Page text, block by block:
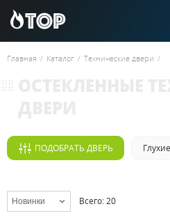
Главная / Каталог / Технические двери /
ПОДОБРАТЬ ДВЕРЬ
Новинки Всего:20